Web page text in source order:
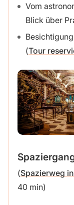
Vom
Blick über
(Tour
(Spazierweg
40 min)